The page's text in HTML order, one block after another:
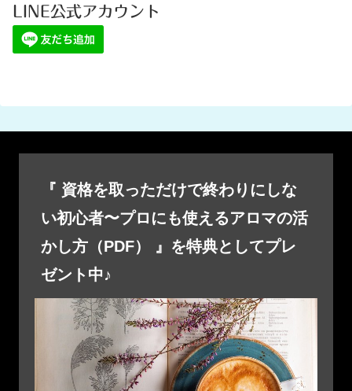
LINE公式アカウント
『 資格を取っただけで終わりにしな
い初心者〜プロにも使えるアロマの活
かし方（PDF） 』を特典としてプレ
ゼント中♪